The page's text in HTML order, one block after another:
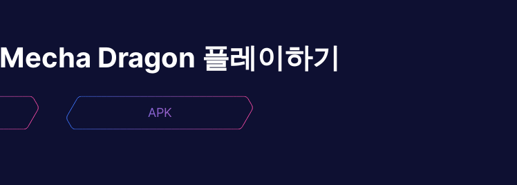
Mecha Dragon 플레이하기
APK